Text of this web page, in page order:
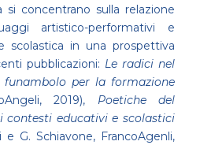
si concentrano sulla relazione
artistico-performativi e
scolastica in una prospettiva
pubblicazioni: Le radici nel
funambolo per la formazione
2019), Poetiche del
contesti educativi e scolastici
G. Schiavone, FrancoAgenli,